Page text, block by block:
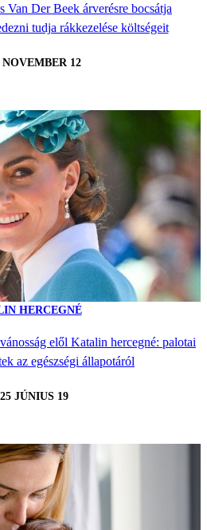
Van Der Beek árverésre bocsátja
tudja rákkezelése költségeit
NOVEMBER 12
HERCEGNÉ
elől Katalin hercegné: palotai
az egészségi állapotáról
JÚNIUS 19